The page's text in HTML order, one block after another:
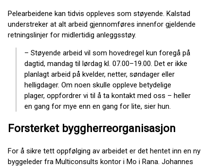
Pelearbeidene kan tidvis oppleves som støyende. Kalstad
understreker at alt arbeid gjennomføres innenfor gjeldende
retningslinjer for midlertidig anleggsstøy.
– Støyende arbeid vil som hovedregel kun foregå på
dagtid, mandag til lørdag kl. 07.00–19.00. Det er ikke
planlagt arbeid på kvelder, netter, søndager eller
helligdager. Om noen skulle oppleve betydelige
plager, oppfordrer vi til å ta kontakt med oss – heller
en gang for mye enn en gang for lite, sier hun.
Forsterket byggherreorganisasjon
For å sikre tett oppfølging av arbeidet er det hentet inn en ny
byggeleder fra Multiconsults kontor i Mo i Rana. Johannes